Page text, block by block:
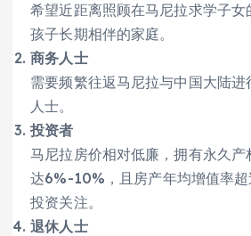
希望近距离照顾在马尼拉求学子
孩子长期相伴的家庭。
商务人士
需要频繁往返马尼拉与中国大陆进
人士。
投资者
马尼拉房价相对低廉，拥有永久产
达6%-10%，且房产年均增值率
投资关注。
退休人士